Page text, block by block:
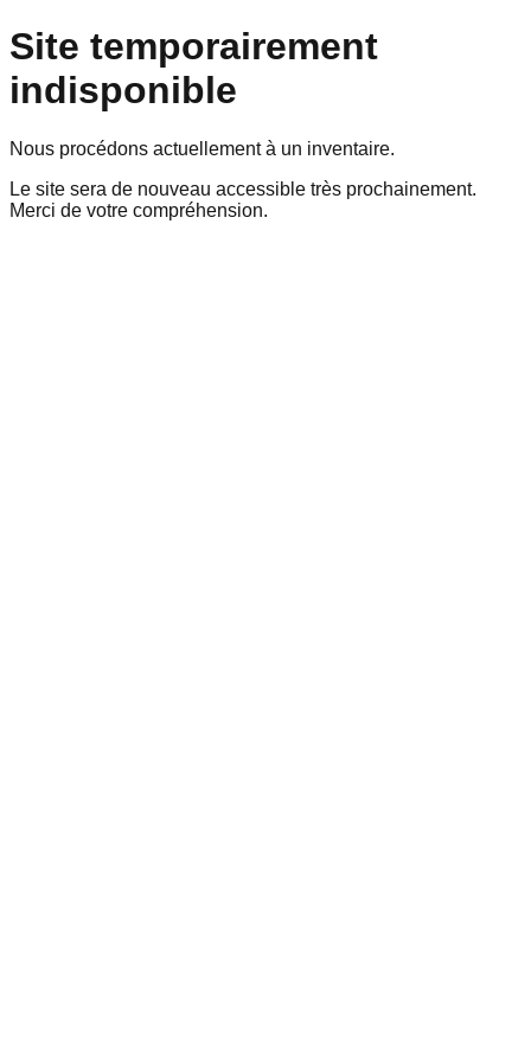
Site temporairement
indisponible
Nous procédons actuellement à un inventaire.
Le site sera de nouveau accessible très prochainement.
Merci de votre compréhension.